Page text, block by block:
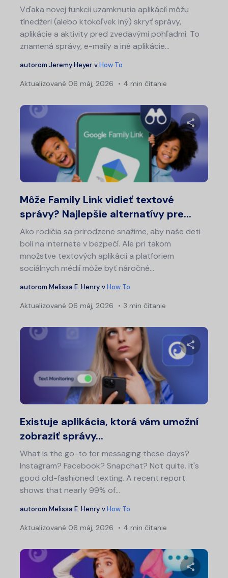
Vďaka novej funkcii uzamknutia aplikácií môžu
tínedžeri (alebo ktokoľvek iný) skryť správy,
aplikácie a aktivity pred zvedavými pohľadmi. To
znamená správy, e-maily a iné aplikácie...
autorom Jeremy Heyer vHow To
Aktualizované 06 máj, 2026 4 min čítanie
Môže Family Link vidieť textové
správy? Najlepšie alternatívy pre...
Ako rodičia sa prirodzene snažíme, aby naše deti
boli na internete v bezpečí. Ale pri takom
množstve textových aplikácií a platforiem
sociálnych médií môže byť náročné...
autorom Melissa E. Henry vHow To
Aktualizované 06 máj, 2026 3 min čítanie
Existuje aplikácia, ktorá vám umožní
zobraziť správy...
What is the go-to for messaging these days?
Instagram? Facebook? Snapchat? Not quite. It's
good old-fashioned texting. A recent report
shows that nearly 99% of…
autorom Melissa E. Henry vHow To
Aktualizované 06 máj, 2026 4 min čítanie